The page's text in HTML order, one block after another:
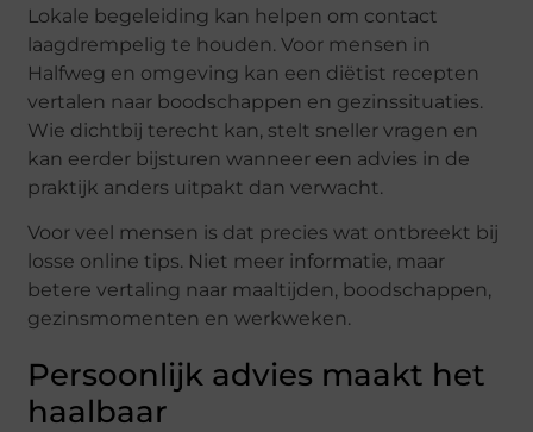
Lokale begeleiding kan helpen om contact
laagdrempelig te houden. Voor mensen in
Halfweg en omgeving kan een diëtist recepten
vertalen naar boodschappen en gezinssituaties.
Wie dichtbij terecht kan, stelt sneller vragen en
kan eerder bijsturen wanneer een advies in de
praktijk anders uitpakt dan verwacht.
Voor veel mensen is dat precies wat ontbreekt bij
losse online tips. Niet meer informatie, maar
betere vertaling naar maaltijden, boodschappen,
gezinsmomenten en werkweken.
Persoonlijk advies maakt het
haalbaar